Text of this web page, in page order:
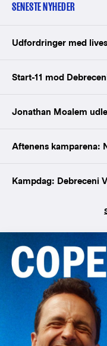
SENESTE NYHEDER
Udfordringer med
Start-11 mod
Jonathan Moalem
Aftenens kamparena:
Kampdag: Debreceni